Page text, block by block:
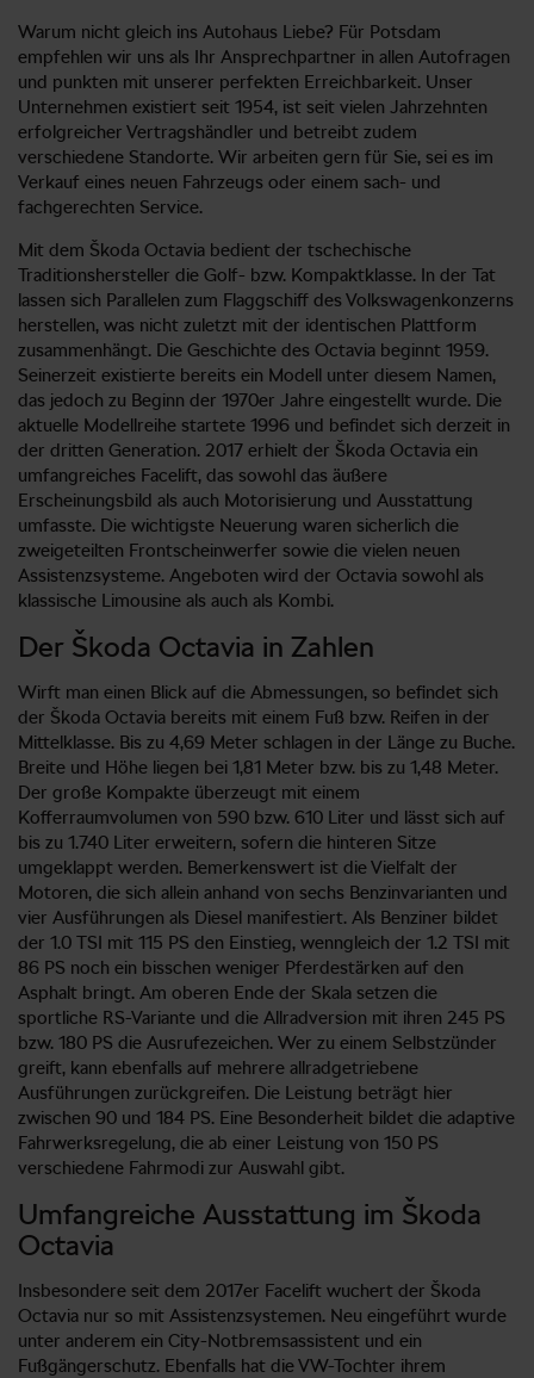
Warum nicht gleich ins Autohaus Liebe? Für Potsdam
empfehlen wir uns als Ihr Ansprechpartner in allen Autofragen
und punkten mit unserer perfekten Erreichbarkeit. Unser
Unternehmen existiert seit 1954, ist seit vielen Jahrzehnten
erfolgreicher Vertragshändler und betreibt zudem
verschiedene Standorte. Wir arbeiten gern für Sie, sei es im
Verkauf eines neuen Fahrzeugs oder einem sach- und
fachgerechten Service.
Mit dem Škoda Octavia bedient der tschechische
Traditionshersteller die Golf- bzw. Kompaktklasse. In der Tat
lassen sich Parallelen zum Flaggschiff des Volkswagenkonzerns
herstellen, was nicht zuletzt mit der identischen Plattform
zusammenhängt. Die Geschichte des Octavia beginnt 1959.
Seinerzeit existierte bereits ein Modell unter diesem Namen,
das jedoch zu Beginn der 1970er Jahre eingestellt wurde. Die
aktuelle Modellreihe startete 1996 und befindet sich derzeit in
der dritten Generation. 2017 erhielt der Škoda Octavia ein
umfangreiches Facelift, das sowohl das äußere
Erscheinungsbild als auch Motorisierung und Ausstattung
umfasste. Die wichtigste Neuerung waren sicherlich die
zweigeteilten Frontscheinwerfer sowie die vielen neuen
Assistenzsysteme. Angeboten wird der Octavia sowohl als
klassische Limousine als auch als Kombi.
Der Škoda Octavia in Zahlen
Wirft man einen Blick auf die Abmessungen, so befindet sich
der Škoda Octavia bereits mit einem Fuß bzw. Reifen in der
Mittelklasse. Bis zu 4,69 Meter schlagen in der Länge zu Buche.
Breite und Höhe liegen bei 1,81 Meter bzw. bis zu 1,48 Meter.
Der große Kompakte überzeugt mit einem
Kofferraumvolumen von 590 bzw. 610 Liter und lässt sich auf
bis zu 1.740 Liter erweitern, sofern die hinteren Sitze
umgeklappt werden. Bemerkenswert ist die Vielfalt der
Motoren, die sich allein anhand von sechs Benzinvarianten und
vier Ausführungen als Diesel manifestiert. Als Benziner bildet
der 1.0 TSI mit 115 PS den Einstieg, wenngleich der 1.2 TSI mit
86 PS noch ein bisschen weniger Pferdestärken auf den
Asphalt bringt. Am oberen Ende der Skala setzen die
sportliche RS-Variante und die Allradversion mit ihren 245 PS
bzw. 180 PS die Ausrufezeichen. Wer zu einem Selbstzünder
greift, kann ebenfalls auf mehrere allradgetriebene
Ausführungen zurückgreifen. Die Leistung beträgt hier
zwischen 90 und 184 PS. Eine Besonderheit bildet die adaptive
Fahrwerksregelung, die ab einer Leistung von 150 PS
verschiedene Fahrmodi zur Auswahl gibt.
Umfangreiche Ausstattung im Škoda
Octavia
Insbesondere seit dem 2017er Facelift wuchert der Škoda
Octavia nur so mit Assistenzsystemen. Neu eingeführt wurde
unter anderem ein City-Notbremsassistent und ein
Fußgängerschutz. Ebenfalls hat die VW-Tochter ihrem